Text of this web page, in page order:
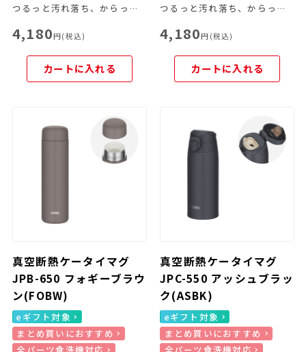
つるっと汚れ落ち、からっと乾く！セラミック加工のスクリューマグ
4,180円(税込)
カートに入れる
つるっと汚れ落ち、からっと乾く！セラミック加工のスクリューマグ
4,180円(税込)
カートに入れる
真空断熱ケータイマグ
JPB-650 フォギーブラウ
ン(FOBW)
eギフト対象
まとめ買いにおすすめ
真空断熱ケータイマグ
JPC-550 アッシュブラッ
ク(ASBK)
eギフト対象
まとめ買いにおすすめ